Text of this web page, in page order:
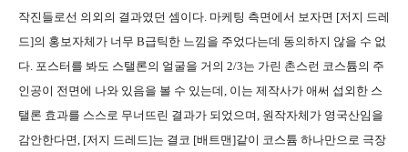
작진들로선 의외의 결과였던 셈이다. 마케팅 측면에서 보자면 [저지 드레
드]의 홍보자체가 너무 B급틱한 느낌을 주었다는데 동의하지 않을 수 없
다. 포스터를 봐도 스탤론의 얼굴을 거의 2/3는 가린 촌스런 코스튬의 주
인공이 전면에 나와 있음을 볼 수 있는데, 이는 제작사가 애써 섭외한 스
탤론 효과를 스스로 무너뜨린 결과가 되었으며, 원작자체가 영국산임을
감안한다면, [저지 드레드]는 결코 [배트맨]같이 코스튬 하나만으로 극장